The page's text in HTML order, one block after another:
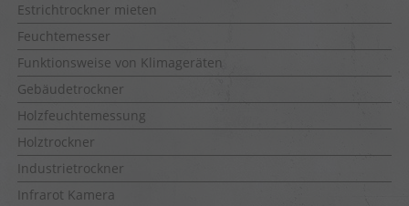
Estrichtrockner mieten
Feuchtemesser
Funktionsweise von Klimageräten
Gebäudetrockner
Holzfeuchtemessung
Holztrockner
Industrietrockner
Infrarot Kamera